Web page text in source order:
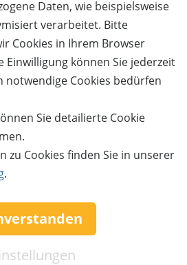
Daten, wie beispielsweise
verarbeitet. Bitte
Cookies in Ihrem Browser
können Sie jederzeit
notwendige Cookies bedürfen
Sie detailierte Cookie
zu Cookies finden Sie in unserer
.
Genuss im Fichtelgebirge
50% Rabatt
0 2,- €